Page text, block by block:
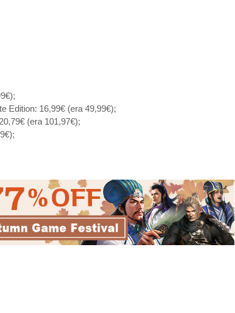
Edition: 16,99€ (era 49,99€);
(era 101,97€);